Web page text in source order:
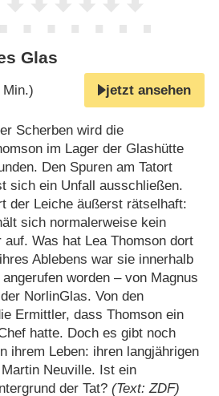
Glas
Min.) jetzt ansehen
Scherben wird die
im Lager der Glashütte
Den Spuren am Tatort
sich ein Unfall ausschließen.
der Leiche äußerst rätselhaft:
sich normalerweise kein
Was hat Lea Thomson dort
Ablebens war sie innerhalb
worden – von Magnus
NorlinGlas. Von den
Ermittler, dass Thomson ein
hatte. Doch es gibt noch
ihrem Leben: ihren langjährigen
Neuville. Ist ein
der Tat? (Text: ZDF)